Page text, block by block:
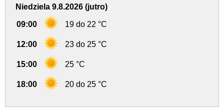
Niedziela 9.8.2026 (jutro)
09:00 19 do 22 °C
12:00 23 do 25 °C
15:00 25 °C
18:00 20 do 25 °C